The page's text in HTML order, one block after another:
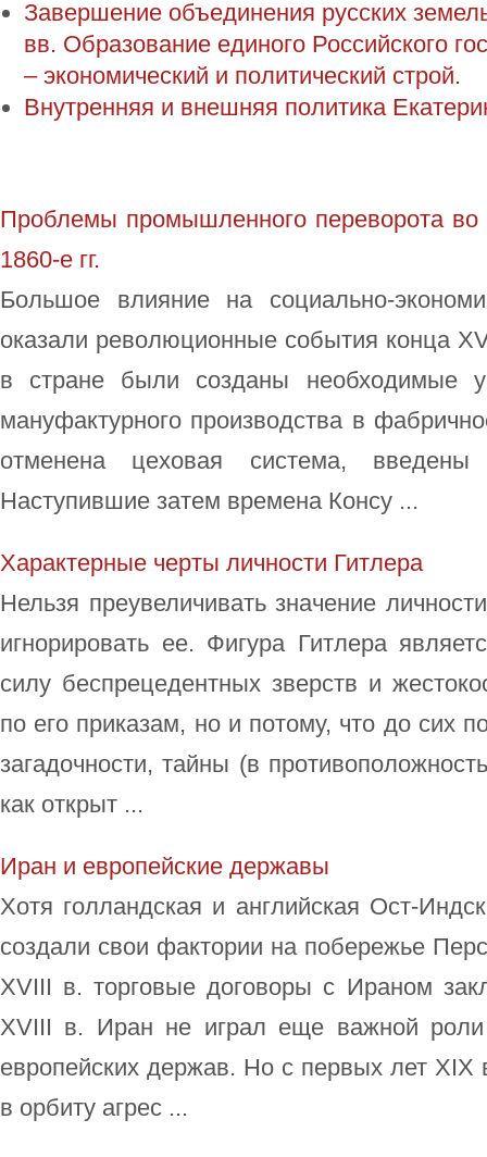
Завершение объединения русских
вв. Образование единого Российского
– экономический и политический строй.
Внутренняя и внешняя политика
Проблемы промышленного переворота
1860-е гг.
Большое влияние на социально-
оказали революционные события конца
в стране были созданы необходимые
мануфактурного производства в
отменена цеховая система, введены
Наступившие затем времена Консу ...
Характерные черты личности Гитлера
Нельзя преувеличивать значение
игнорировать ее. Фигура Гитлера
силу беспрецедентных зверств и
по его приказам, но и потому, что до сих
загадочности, тайны (в
как открыт ...
Иран и европейские державы
Хотя голландская и английская Ост-
создали свои фактории на побережье
XVIII в. торговые договоры с Ираном
XVIII в. Иран не играл еще важной роли
европейских держав. Но с первых лет
в орбиту агрес ...